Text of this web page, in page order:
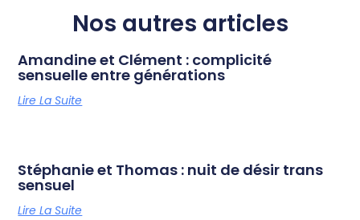
Nos autres articles
Amandine et Clément : complicité
sensuelle entre générations
Lire La Suite
Stéphanie et Thomas : nuit de désir trans
sensuel
Lire La Suite